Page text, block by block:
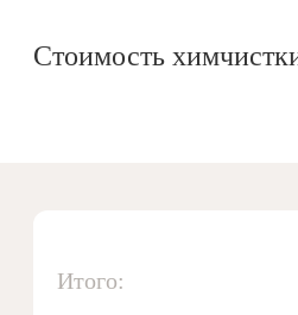
Стоимость
Итого: